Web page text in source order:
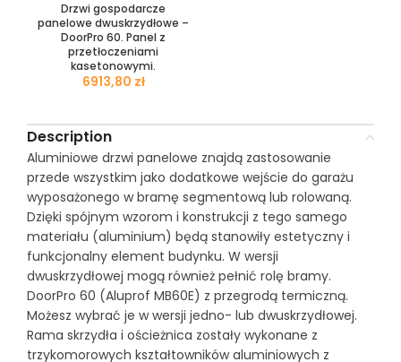
Drzwi gospodarcze
panelowe dwuskrzydłowe –
DoorPro 60. Panel z
przetłoczeniami
kasetonowymi.
zł
Description
Aluminiowe drzwi panelowe znajdą zastosowanie
przede wszystkim jako dodatkowe wejście do garażu
wyposażonego w bramę segmentową lub rolowaną.
Dzięki spójnym wzorom i konstrukcji z tego samego
materiału (aluminium) będą stanowiły estetyczny i
funkcjonalny element budynku. W wersji
dwuskrzydłowej mogą również pełnić rolę bramy.
DoorPro 60 (Aluprof MB60E) z przegrodą termiczną.
Możesz wybrać je w wersji jedno- lub dwuskrzydłowej.
Rama skrzydła i ościeżnica zostały wykonane z
trzykomorowych kształtowników aluminiowych z